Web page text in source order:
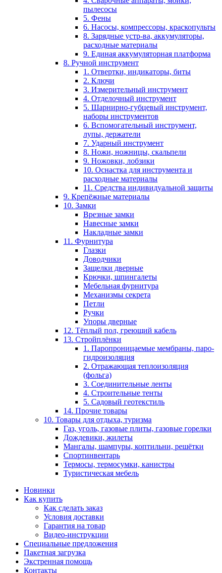
пылесосы
5. Фены
6. Насосы, компрессоры, краскопульты
8. Зарядные устр-ва, аккумуляторы,
расходные материалы
9. Единая аккумуляторная платформа
8. Ручной инструмент
1. Отвертки, индикаторы, биты
2. Ключи
3. Измерительный инструмент
4. Отделочный инструмент
5. Шарнирно-губцевый инструмент,
наборы инструментов
6. Вспомогательный инструмент,
лупы, держатели
7. Ударный инструмент
8. Ножи, ножницы, скальпели
9. Ножовки, лобзики
10. Оснастка для инструмента и
расходные материалы
11. Средства индивидуальной защиты
9. Крепёжные материалы
10. Замки
Врезные замки
Навесные замки
Накладные замки
11. Фурнитура
Глазки
Доводчики
Защелки дверные
Крючки, шпингалеты
Мебельная фурнитура
Механизмы секрета
Петли
Ручки
Упоры дверные
12. Тёплый пол, греющий кабель
13. Стройплёнки
1. Паропроницаемые мембраны, паро-
гидроизоляция
2. Отражающая теплоизоляция
(фольга)
3. Соединительные ленты
4. Строительные тенты
5. Садовый геотекстиль
14. Прочие товары
10. Товары для отдыха, туризма
Газ, уголь, газовые плиты, газовые горелки
Дождевики, жилеты
Мангалы, шампуры, коптильни, решётки
Спортинвентарь
Термосы, термосумки, канистры
Туристическая мебель
Новинки
Как купить
Как сделать заказ
Условия доставки
Гарантия на товар
Видео-инструкции
Специальные предложения
Пакетная загрузка
Экстренная помощь
Контакты